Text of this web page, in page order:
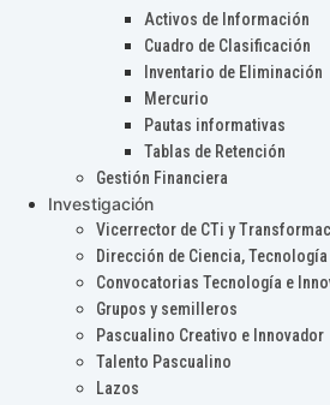
Activos de Información
Cuadro de Clasificación
Inventario de Eliminación
Mercurio
Pautas informativas
Tablas de Retención
Gestión Financiera
Investigación
Vicerrector de CTi y
Dirección de Ciencia,
Convocatorias Tecnología e
Grupos y semilleros
Pascualino Creativo e Innovador
Talento Pascualino
Lazos